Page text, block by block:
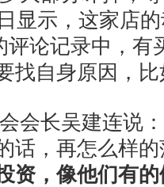
显示，这家店
评论记录中，有
找自身原因，
长吴建连说：
话，再怎么样
资，像他们有